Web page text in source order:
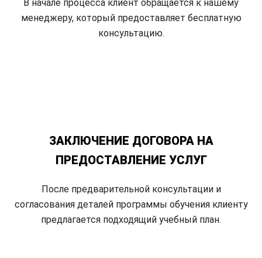
В начале процесса клиент обращается к нашему
менеджеру, который предоставляет бесплатную
консультацию.
ЗАКЛЮЧЕНИЕ ДОГОВОРА НА
ПРЕДОСТАВЛЕНИЕ УСЛУГ
После предварительной консультации и
согласования деталей программы обучения клиенту
предлагается подходящий учебный план.